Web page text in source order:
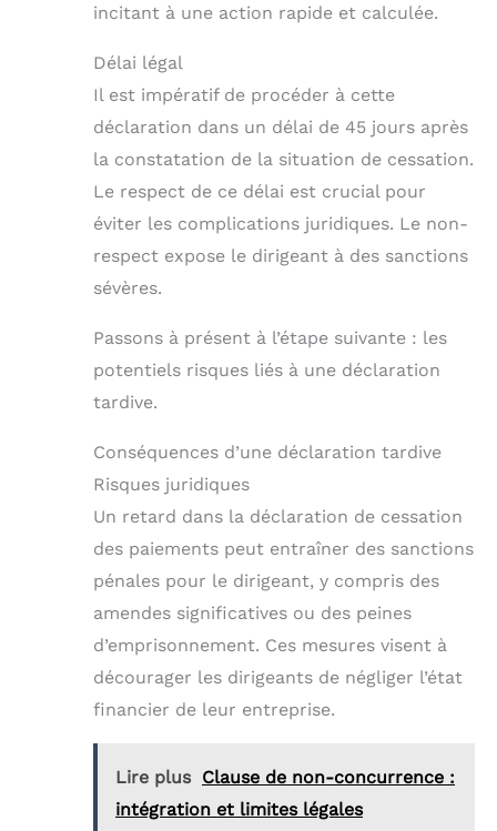
incitant à une action rapide et calculée.
Délai légal
Il est impératif de procéder à cette
déclaration dans un délai de 45 jours après
la constatation de la situation de cessation.
Le respect de ce délai est crucial pour
éviter les complications juridiques. Le non-
respect expose le dirigeant à des sanctions
sévères.
Passons à présent à l’étape suivante : les
potentiels risques liés à une déclaration
tardive.
Conséquences d’une déclaration tardive
Risques juridiques
Un retard dans la déclaration de cessation
des paiements peut entraîner des sanctions
pénales pour le dirigeant, y compris des
amendes significatives ou des peines
d’emprisonnement. Ces mesures visent à
décourager les dirigeants de négliger l’état
financier de leur entreprise.
Lire plus Clause de non-concurrence :
intégration et limites légales